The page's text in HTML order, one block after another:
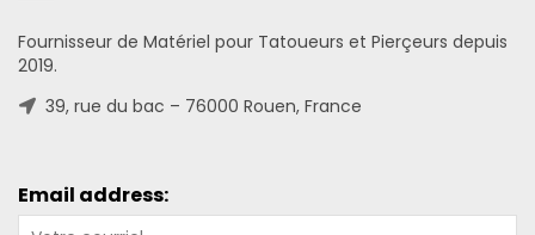
Fournisseur de Matériel pour Tatoueurs et Pierçeurs depuis
2019.
39, rue du bac – 76000 Rouen, France
Email address: